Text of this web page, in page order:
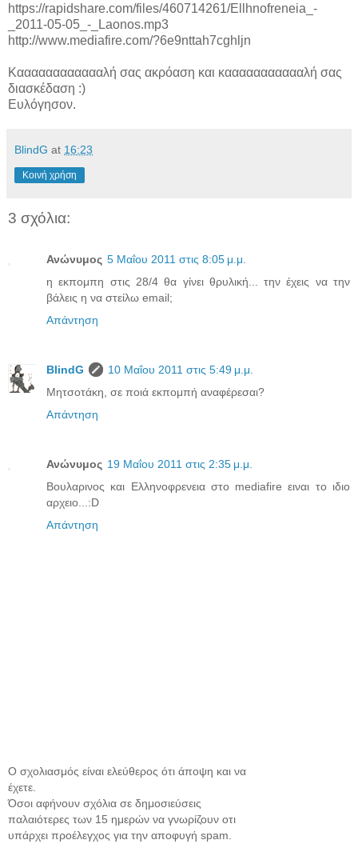
https://rapidshare.com/files/460714261/Ellhnofreneia_-
_2011-05-05_-_Laonos.mp3
http://www.mediafire.com/?6e9nttah7cghljn
Κααααααααααααλή σας ακρόαση και καααααααααααλή σας
διασκέδαση :)
Ευλόγησον.
BlindG at 16:23
Κοινή χρήση
3 σχόλια:
Ανώνυμος 5 Μαΐου 2011 στις 8:05 μ.μ.
η εκπομπη στις 28/4 θα γίνει θρυλική... την έχεις να την
βάλεις η να στείλω email;
Απάντηση
BlindG
10 Μαΐου 2011 στις 5:49 μ.μ.
Μητσοτάκη, σε ποιά εκπομπή αναφέρεσαι?
Απάντηση
Ανώνυμος 19 Μαΐου 2011 στις 2:35 μ.μ.
Βουλαρινος και Ελληνοφρενεια στο mediafire ειναι το ιδιο
αρχειο...:D
Απάντηση
Ο σχολιασμός είναι ελεύθερος ότι άποψη και να
έχετε.
Όσοι αφήνουν σχόλια σε δημοσιεύσεις
παλαιότερες των 15 ημερών να γνωρίζουν οτι
υπάρχει προέλεγχος για την αποφυγή spam.